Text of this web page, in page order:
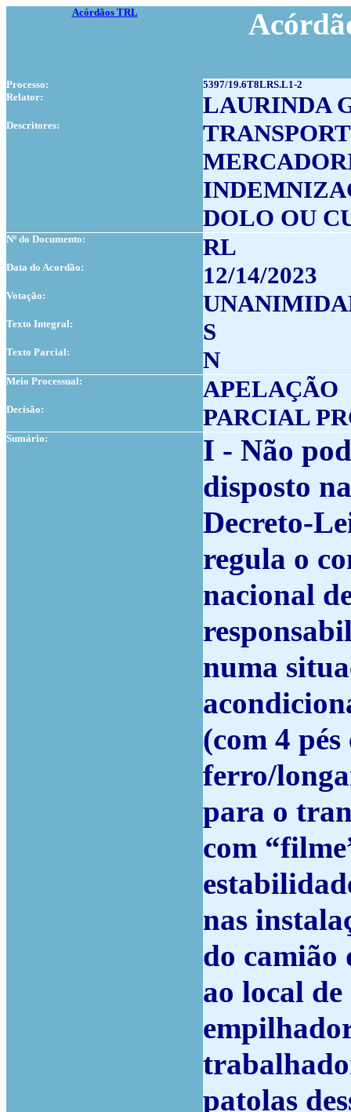
Acórdãos TRL
Processo:
5397/19.6T8LRS.L1-2
Relator:
LAURINDA
Descritores:
DOLO OU
Nº do Documento: RL
Data do Acordão: 12/14/2023
Votação:
Texto Integral: S
Texto Parcial: N
Meio Processual: APELAÇÃO
Decisão: PARCIAL
Sumário:
I - Não
disposto
Decreto-
regula o
nacional
numa
(com 4
ferro/
para o
com
nas
do camião
ao local
patolas